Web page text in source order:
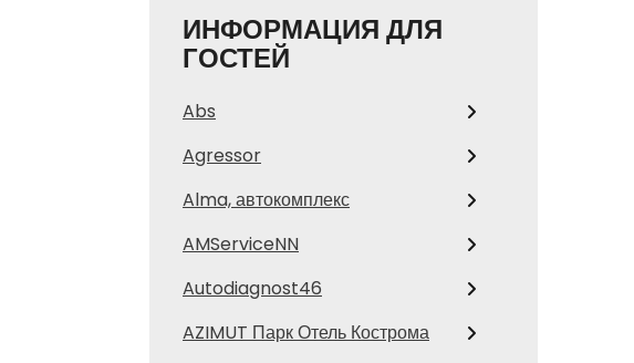
ИНФОРМАЦИЯ ДЛЯ
ГОСТЕЙ
Abs
Agressor
Alma, автокомплекс
AMServiceNN
Autodiagnost46
AZIMUT Парк Отель Кострома